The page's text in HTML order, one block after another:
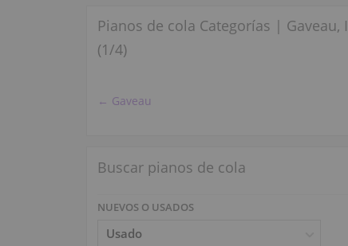
Pianos de cola Categorías | Gaveau, I
(1/4)
← Gaveau
Buscar pianos de cola
NUEVOS O USADOS